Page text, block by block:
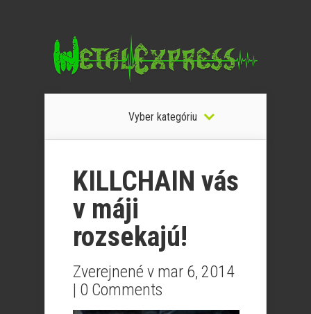
Vyber kategóriu
KILLCHAIN vás
v máji
rozsekajú!
Zverejnené v mar 6, 2014
| 0 Comments